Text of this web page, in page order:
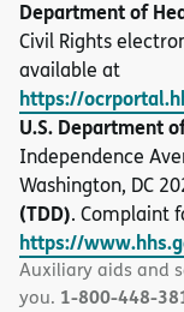
Department of
Civil Rights
available at
https://
U.S. Department
Independence
Washington, DC
(TDD). Complaint
https://
Auxiliary aids and
you. 1-800-448-